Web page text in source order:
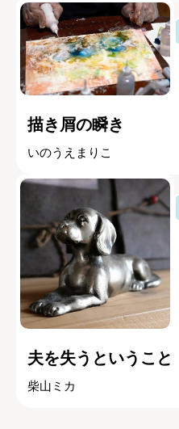
描き屑の瞬き
いのうえまりこ
夫を失うということ
柴山ミカ